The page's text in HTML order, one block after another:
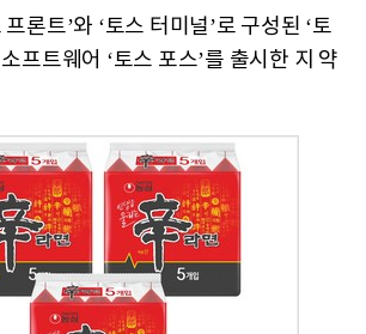
론트’와 ‘토스 터미널’로 구성된 ‘토
프트웨어 ‘토스 포스’를 출시한 지 약